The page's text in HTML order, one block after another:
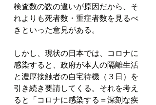
検査数の数の違いが原因だから、そ
れよりも死者数・重症者数を見るべ
きといった意見がある。
しかし、現状の日本では、コロナに
感染すると、政府が本人の隔離生活
と濃厚接触者の自宅待機（３日）を
引き続き要請してくる。それを考え
ると「コロナに感染する＝深刻な疾